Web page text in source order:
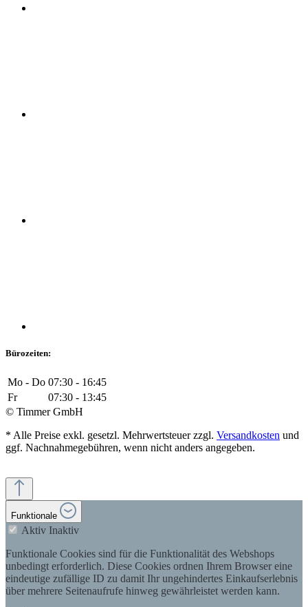
Bürozeiten:
Mo - Do 07:30 - 16:45
Fr
07:30 - 13:45
© Timmer GmbH
* Alle Preise exkl. gesetzl. Mehrwertsteuer zzgl. Versandkosten und
ggf. Nachnahmegebühren, wenn nicht anders angegeben.
Funktionale
Aktiv Inaktiv
Funktionale Cookies sind für die Funktionalität des Webshops
unbedingt erforderlich. Diese Cookies ordnen Ihrem Browser eine
eindeutige zufällige ID zu damit Ihr ungehindertes Einkaufserlebnis
über mehrere Seitenaufrufe hinweg gewährleistet werden kann.